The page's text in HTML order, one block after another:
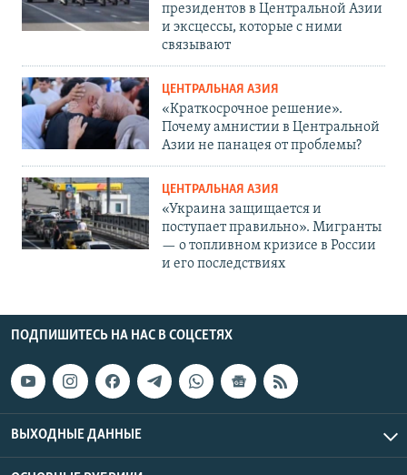
президентов в Центральной Азии
и эксцессы, которые с ними
связывают
ЦЕНТРАЛЬНАЯ АЗИЯ
«Краткосрочное решение».
Почему амнистии в Центральной
Азии не панацея от проблемы?
ЦЕНТРАЛЬНАЯ АЗИЯ
«Украина защищается и
поступает правильно». Мигранты
— о топливном кризисе в России
и его последствиях
ПОДПИШИТЕСЬ НА НАС В СОЦСЕТЯХ
ВЫХОДНЫЕ ДАННЫЕ